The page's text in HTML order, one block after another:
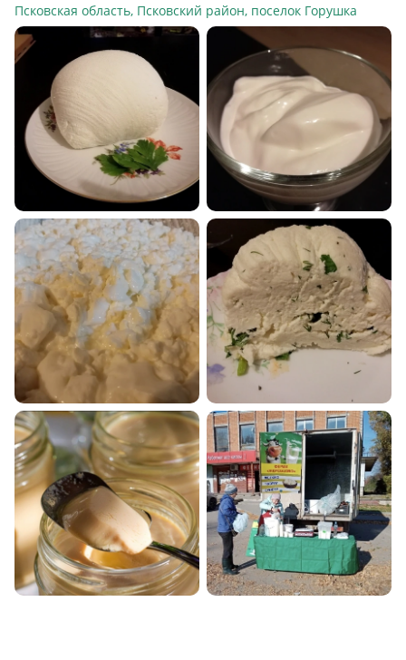
Псковская область, Псковский район, поселок Горушка